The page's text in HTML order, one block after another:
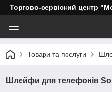
Торгово-сервісний центр
Товари та послуги
Шлейфи для телефонів